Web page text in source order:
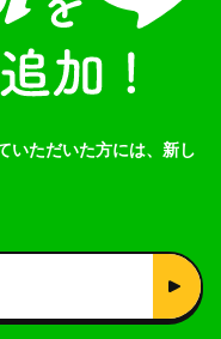
いただいた方には、新し